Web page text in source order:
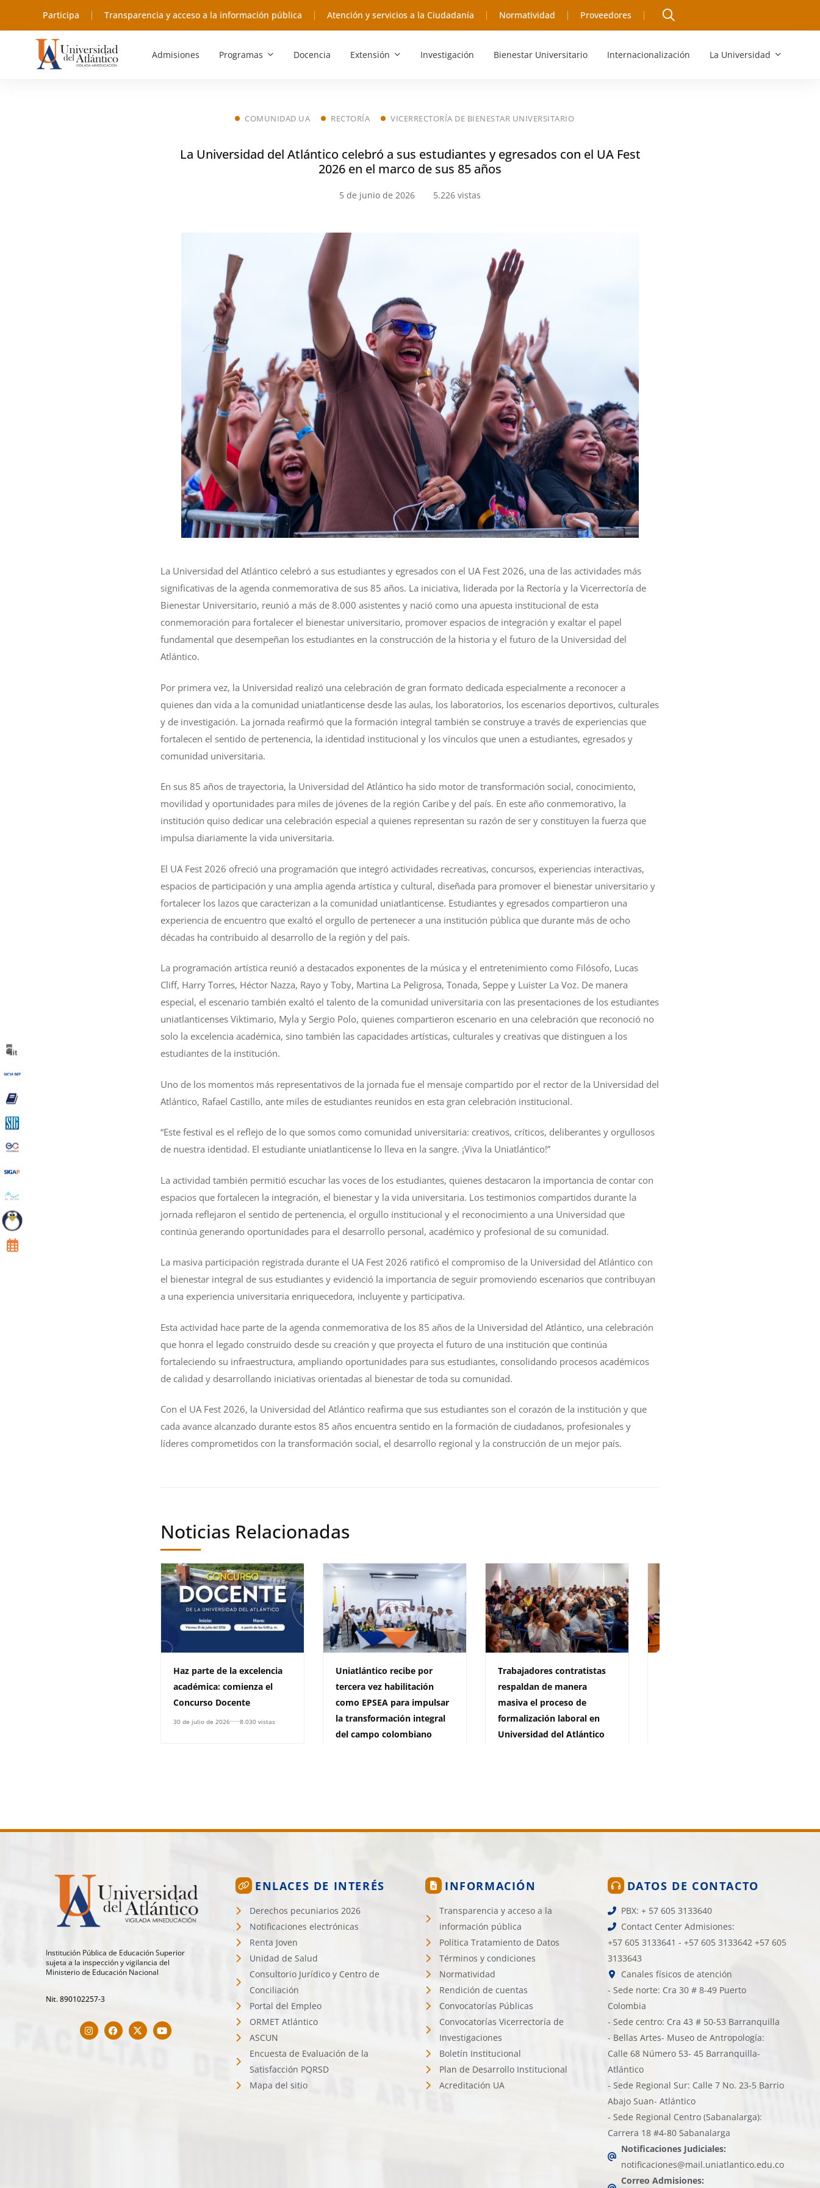
Participa Transparencia y acceso a la información pública Atención y servicios a la Ciudadanía Normatividad Proveedores
Admisiones Programas Docencia Extensión Investigación Bienestar Universitario Internacionalización La Universidad
COMUNIDAD UA RECTORÍA VICERRECTORÍA DE BIENESTAR UNIVERSITARIO
La Universidad del Atlántico celebró a sus estudiantes y egresados con el UA Fest
2026 en el marco de sus 85 años
5 de junio de 2026 5.226 vistas
La Universidad del Atlántico celebró a sus estudiantes y egresados con el UA Fest 2026, una de las actividades más
significativas de la agenda conmemorativa de sus 85 años. La iniciativa, liderada por la Rectoría y la Vicerrectoría de
Bienestar Universitario, reunió a más de 8.000 asistentes y nació como una apuesta institucional de esta
conmemoración para fortalecer el bienestar universitario, promover espacios de integración y exaltar el papel
fundamental que desempeñan los estudiantes en la construcción de la historia y el futuro de la Universidad del
Atlántico.
Por primera vez, la Universidad realizó una celebración de gran formato dedicada especialmente a reconocer a
quienes dan vida a la comunidad uniatlanticense desde las aulas, los laboratorios, los escenarios deportivos, culturales
y de investigación. La jornada reafirmó que la formación integral también se construye a través de experiencias que
fortalecen el sentido de pertenencia, la identidad institucional y los vínculos que unen a estudiantes, egresados y
comunidad universitaria.
En sus 85 años de trayectoria, la Universidad del Atlántico ha sido motor de transformación social, conocimiento,
movilidad y oportunidades para miles de jóvenes de la región Caribe y del país. En este año conmemorativo, la
institución quiso dedicar una celebración especial a quienes representan su razón de ser y constituyen la fuerza que
impulsa diariamente la vida universitaria.
El UA Fest 2026 ofreció una programación que integró actividades recreativas, concursos, experiencias interactivas,
espacios de participación y una amplia agenda artística y cultural, diseñada para promover el bienestar universitario y
fortalecer los lazos que caracterizan a la comunidad uniatlanticense. Estudiantes y egresados compartieron una
experiencia de encuentro que exaltó el orgullo de pertenecer a una institución pública que durante más de ocho
décadas ha contribuido al desarrollo de la región y del país.
La programación artística reunió a destacados exponentes de la música y el entretenimiento como Filósofo, Lucas
Cliff, Harry Torres, Héctor Nazza, Rayo y Toby, Martina La Peligrosa, Tonada, Seppe y Luister La Voz. De manera
especial, el escenario también exaltó el talento de la comunidad universitaria con las presentaciones de los estudiantes
uniatlanticenses Viktimario, Myla y Sergio Polo, quienes compartieron escenario en una celebración que reconoció no
solo la excelencia académica, sino también las capacidades artísticas, culturales y creativas que distinguen a los
estudiantes de la institución.
Uno de los momentos más representativos de la jornada fue el mensaje compartido por el rector de la Universidad del
Atlántico, Rafael Castillo, ante miles de estudiantes reunidos en esta gran celebración institucional.
“Este festival es el reflejo de lo que somos como comunidad universitaria: creativos, críticos, deliberantes y orgullosos
de nuestra identidad. El estudiante uniatlanticense lo lleva en la sangre. ¡Viva la Uniatlántico!”
La actividad también permitió escuchar las voces de los estudiantes, quienes destacaron la importancia de contar con
espacios que fortalecen la integración, el bienestar y la vida universitaria. Los testimonios compartidos durante la
jornada reflejaron el sentido de pertenencia, el orgullo institucional y el reconocimiento a una Universidad que
continúa generando oportunidades para el desarrollo personal, académico y profesional de su comunidad.
La masiva participación registrada durante el UA Fest 2026 ratificó el compromiso de la Universidad del Atlántico con
el bienestar integral de sus estudiantes y evidenció la importancia de seguir promoviendo escenarios que contribuyan
a una experiencia universitaria enriquecedora, incluyente y participativa.
Esta actividad hace parte de la agenda conmemorativa de los 85 años de la Universidad del Atlántico, una celebración
que honra el legado construido desde su creación y que proyecta el futuro de una institución que continúa
fortaleciendo su infraestructura, ampliando oportunidades para sus estudiantes, consolidando procesos académicos
de calidad y desarrollando iniciativas orientadas al bienestar de toda su comunidad.
Con el UA Fest 2026, la Universidad del Atlántico reafirma que sus estudiantes son el corazón de la institución y que
cada avance alcanzado durante estos 85 años encuentra sentido en la formación de ciudadanos, profesionales y
líderes comprometidos con la transformación social, el desarrollo regional y la construcción de un mejor país.
Noticias Relacionadas
Haz parte de la excelencia
académica: comienza el
Concurso Docente
30 de julio de 2026 8.030 vistas
Uniatlántico recibe por
tercera vez habilitación
como EPSEA para impulsar
la transformación integral
del campo colombiano
Trabajadores contratistas
respaldan de manera
masiva el proceso de
formalización laboral en
Universidad del Atlántico
Institución Pública de Educación Superior
sujeta a la inspección y vigilancia del
Ministerio de Educación Nacional
Nit. 890102257-3
ENLACES DE INTERÉS
Derechos pecuniarios 2026
Notificaciones electrónicas
Renta Joven
Unidad de Salud
Consultorio Jurídico y Centro de
Conciliación
Portal del Empleo
ORMET Atlántico
ASCUN
Encuesta de Evaluación de la
Satisfacción PQRSD
Mapa del sitio
INFORMACIÓN
Transparencia y acceso a la
información pública
Política Tratamiento de Datos
Términos y condiciones
Normatividad
Rendición de cuentas
Convocatorías Públicas
Convocatorías Vicerrectoría de
Investigaciones
Boletín Institucional
Plan de Desarrollo Institucional
Acreditación UA
DATOS DE CONTACTO
PBX: + 57 605 3133640
Contact Center Admisiones:
+57 605 3133641 - +57 605 3133642 +57 605
3133643
Canales físicos de atención
- Sede norte: Cra 30 # 8-49 Puerto
Colombia
- Sede centro: Cra 43 # 50-53 Barranquilla
- Bellas Artes- Museo de Antropología:
Calle 68 Número 53- 45 Barranquilla-
Atlántico
- Sede Regional Sur: Calle 7 No. 23-5 Barrio
Abajo Suan- Atlántico
- Sede Regional Centro (Sabanalarga):
Carrera 18 #4-80 Sabanalarga
Notificaciones Judiciales:
notificaciones@mail.uniatlantico.edu.co
Correo Admisiones: